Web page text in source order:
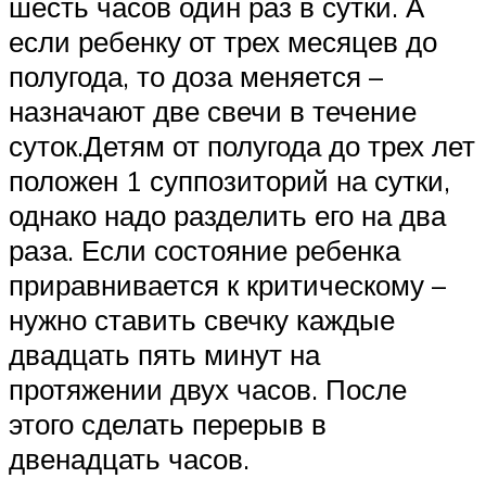
если ребенку от трех месяцев до
полугода, то доза меняется –
назначают две свечи в течение
суток.Детям от полугода до трех лет
положен 1 суппозиторий на сутки,
однако надо разделить его на два
раза. Если состояние ребенка
приравнивается к критическому –
нужно ставить свечку каждые
двадцать пять минут на
протяжении двух часов. После
этого сделать перерыв в
двенадцать часов.